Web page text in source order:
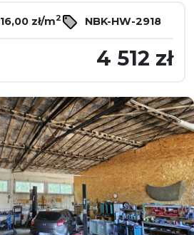
16,00 zł/m2 NBK-HW-2918
4 512 zł